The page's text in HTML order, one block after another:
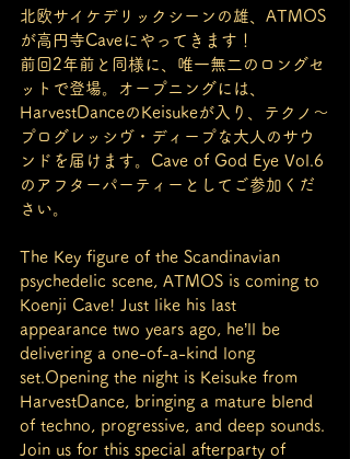
北欧サイケデリックシーンの雄、ATMOS
が高円寺Caveにやってきます！
前回2年前と同様に、唯一無二のロングセ
ットで登場。オープニングには、
HarvestDanceのKeisukeが入り、テクノ～
プログレッシヴ・ディープな大人のサウ
ンドを届けます。Cave of God Eye Vol.6
のアフターパーティーとしてご参加くだ
さい。
The Key figure of the Scandinavian
psychedelic scene, ATMOS is coming to
Koenji Cave! Just like his last
appearance two years ago, he’ll be
delivering a one-of-a-kind long
set.Opening the night is Keisuke from
HarvestDance, bringing a mature blend
of techno, progressive, and deep sounds.
Join us for this special afterparty of